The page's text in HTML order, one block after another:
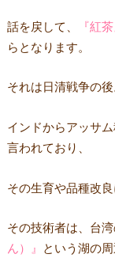
話を戻して、 『紅茶
らとなります。
それは日清戦争の
インドからアッサ
言われており、
その生育や品種改
その技術者は、台
ん）』
という湖の